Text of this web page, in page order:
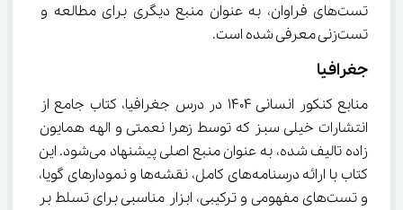
تست‌های فراوان، به عنوان منبع دیگری برای مطالعه و
تست‌زنی معرفی شده است.
جغرافیا
منابع کنکور انسانی 1404 در درس جغرافیا، کتاب جامع از
انتشارات خیلی سبز که توسط زهرا نعمتی و الهه همایون
زاده تالیف شده، به عنوان منبع اصلی پیشنهاد می‌شود. این
کتاب با ارائه درسنامه‌های کامل، نقشه‌ها و نمودارهای گویا،
و تست‌های مفهومی و ترکیبی، ابزار مناسبی برای تسلط بر